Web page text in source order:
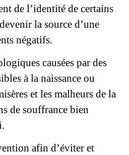
de l’identité de certains
la source d’une
négatifs.
causées par des
à la naissance ou
et les malheurs de la
de souffrance bien
afin d’éviter et